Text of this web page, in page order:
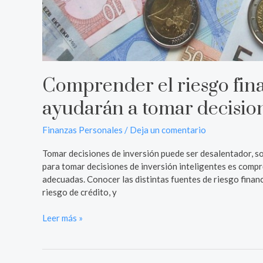
Comprender el riesgo
ayudarán a tomar
Finanzas Personales / Deja un comentario
Tomar decisiones de inversión puede ser desalentador,
para tomar decisiones de inversión inteligentes es
adecuadas. Conocer las distintas fuentes de riesgo
riesgo de crédito, y
Leer más »